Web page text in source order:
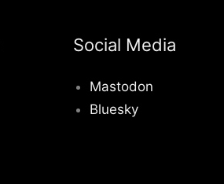
Social Media
Mastodon
Bluesky